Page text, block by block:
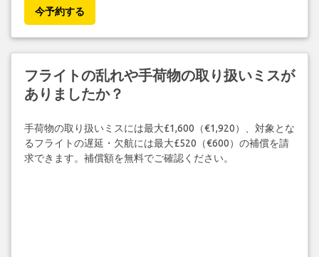
今予約する
フライトの乱れや手荷物の取り扱いミスが
ありましたか？
手荷物の取り扱いミスには最大£1,600（€1,920）、対象とな
るフライトの遅延・欠航には最大£520（€600）の補償を請
求できます。補償額を無料でご確認ください。